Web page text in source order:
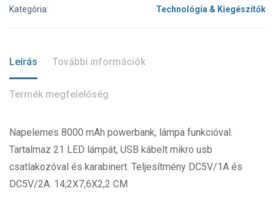
Kategória:
Technológia & Kiegészítők
Leírás További információk
Termék megfelelőség
Napelemes 8000 mAh powerbank, lámpa funkcióval.
Tartalmaz 21 LED lámpát, USB kábelt mikro usb
csatlakozóval és karabinert. Teljesítmény DC5V/1A és
DC5V/2A. 14,2X7,6X2,2 CM